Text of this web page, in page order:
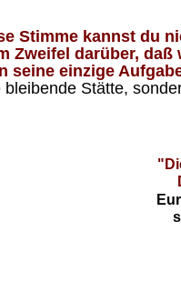
Stimme kannst du
Zweifel darüber,
seine einzige
Stätte,